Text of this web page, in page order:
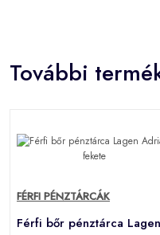
További
FÉRFI PÉNZTÁRCÁK
Férfi bőr pénztárca Lagen